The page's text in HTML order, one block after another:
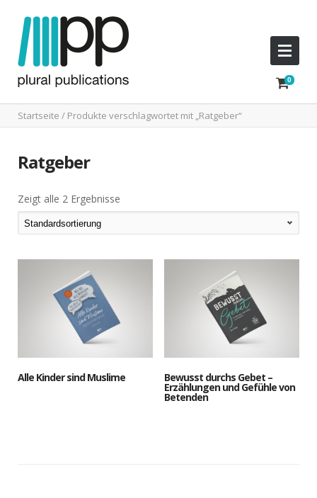
Startseite / Produkte verschlagwortet mit „Ratgeber“
Ratgeber
Zeigt alle 2 Ergebnisse
Alle Kinder sind Muslime Bewusst durchs Gebet –
Erzählungen und Gefühle von
Betenden